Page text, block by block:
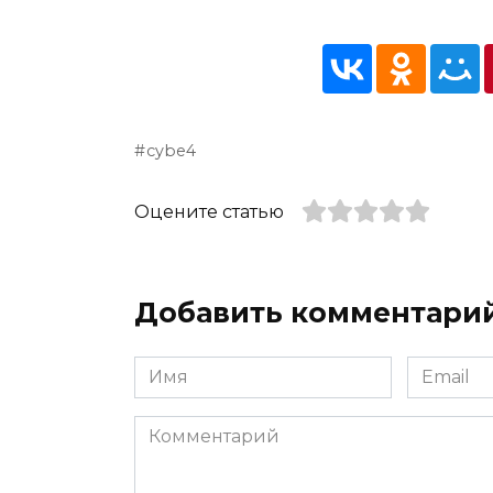
cybe4
Оцените статью
Добавить
Имя
*
Email
*
Комментарий